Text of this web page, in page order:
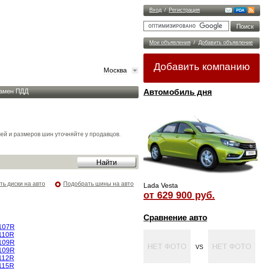
Вход / Регистрация
Мои объявления / Добавить объявление
Добавить компанию
Автомобиль дня
Lada Vesta
от 629 900 руб.
Сравнение авто
VS
Москва
ПДД
и размеров шин уточняйте у продавцов.
Подобрать шины на авто
диски на авто